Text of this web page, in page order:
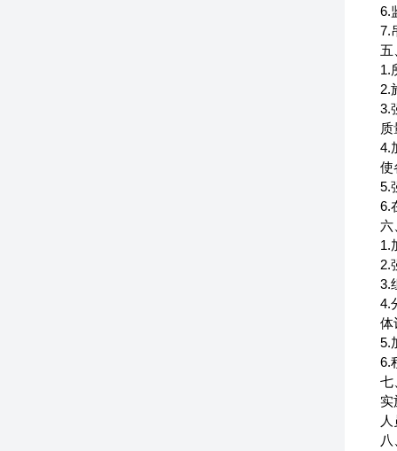
6.
7.
五
1.
2.
3.
4.
使
5.
6.
六
1.
2.
3.
4.
体
5.
6.
七
实